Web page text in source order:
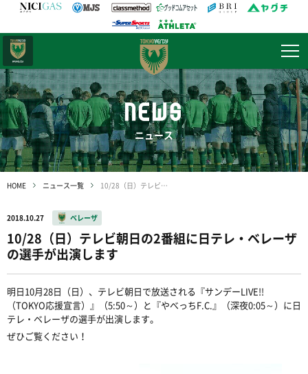
NEWS
ニュース
HOME ニュース一覧 10/28（日）テレビ朝日の2番組に日テレ・ベレーザの選手が出演します
2018.10.27 ベレーザ
10/28（日）テレビ朝日の2番組に日テレ・ベレーザ
の選手が出演します
明日10月28日（日）、テレビ朝日で放送される『サンデーLIVE!!
（TOKYO応援宣言）』（5:50～）と『やべっちF.C.』（深夜0:05～）に日
テレ・ベレーザの選手が出演します。
ぜひご覧ください！